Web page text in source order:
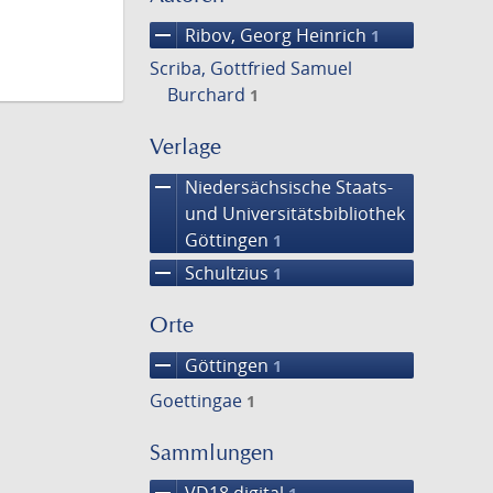
remove Ribov, Georg Heinrich 1
Scriba, Gottfried Samuel
Burchard 1
Verlage
remove
Niedersächsische Staats-
und Universitätsbibliothek
Göttingen 1
remove Schultzius 1
Orte
remove Göttingen 1
Goettingae 1
Sammlungen